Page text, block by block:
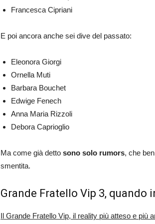
Francesca Cipriani
E poi ancora anche sei dive del passato:
Eleonora Giorgi
Ornella Muti
Barbara Bouchet
Edwige Fenech
Anna Maria Rizzoli
Debora Caprioglio
Ma come già detto sono solo rumors, che
smentita.
Grande Fratello Vip 3, quando
Il Grande Fratello Vip, il reality più atteso e più